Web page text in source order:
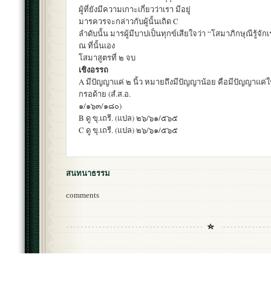
ผู้ที่ยังมีความเกาะเกี่ยวว่าเรา มีอยู่
มารควรจะกล่าวกับผู้นั้นเถิด C
ลำดับนั้น มารผู้มีบาปเป็นทุกข์เสียใจว่า “โสมาภิกษุณีรู้จักเ
ณ ที่นั้นเอง
โสมาสูตรที่ ๒ จบ
เชิงอรรถ
A มีปัญญาแค่ ๒ นิ้ว หมายถึงมีปัญญาน้อย คือมีปัญญาแค่ใ
กรอด้าย (สํ.ส.อ.
๑/๑๖๓/๑๘๐)
B ดู ขุ.เถรี. (แปล) ๒๖/๖๑/๕๖๕
C ดู ขุ.เถรี. (แปล) ๒๖/๖๑/๕๖๕
สนทนาธรรม
comments